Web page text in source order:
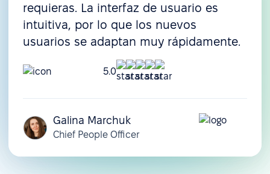
requieras. La interfaz de usuario es
intuitiva, por lo que los nuevos
usuarios se adaptan muy rápidamente.
5.0
Galina Marchuk
Chief People Officer